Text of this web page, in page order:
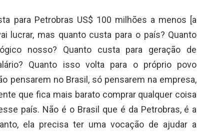
para Petrobras US$ 100 milhões a menos [a
lucrar, mas quanto custa para o país? Quanto
nosso? Quanto custa para geração de
Quanto isso volta para o próprio povo
pensarem no Brasil, só pensarem na empresa,
que fica mais barato comprar qualquer coisa
país. Não é o Brasil que é da Petrobras, é a
ela precisa ter uma vocação de ajudar a